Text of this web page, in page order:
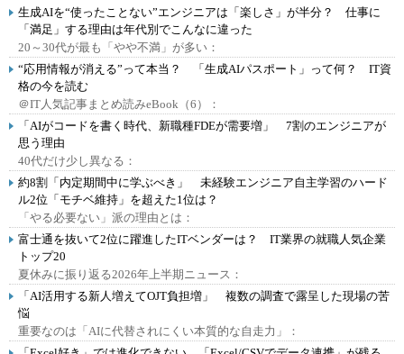
生成AIを“使ったことない”エンジニアは「楽しさ」が半分？ 仕事に
「満足」する理由は年代別でこんなに違った
20～30代が最も「やや不満」が多い：
“応用情報が消える”って本当？ 「生成AIパスポート」って何？ IT資
格の今を読む
＠IT人気記事まとめ読みeBook（6）：
「AIがコードを書く時代、新職種FDEが需要増」 7割のエンジニアが
思う理由
40代だけ少し異なる：
約8割「内定期間中に学ぶべき」 未経験エンジニア自主学習のハード
ル2位「モチベ維持」を超えた1位は？
「やる必要ない」派の理由とは：
富士通を抜いて2位に躍進したITベンダーは？ IT業界の就職人気企業
トップ20
夏休みに振り返る2026年上半期ニュース：
「AI活用する新人増えてOJT負担増」 複数の調査で露呈した現場の苦
悩
重要なのは「AIに代替されにくい本質的な自走力」：